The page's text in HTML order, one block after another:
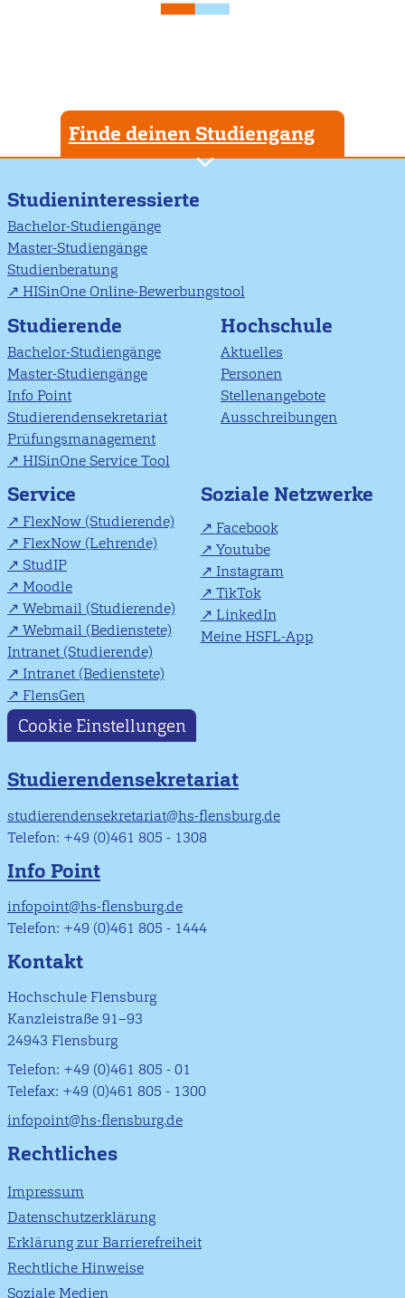
Finde deinen Studiengang
Studieninteressierte
Bachelor-Studiengänge
Master-Studiengänge
Studienberatung
HISinOne Online-Bewerbungstool
Studierende
Bachelor-Studiengänge
Master-Studiengänge
Info Point
Studierendensekretariat
Prüfungsmanagement
HISinOne Service Tool
Hochschule
Aktuelles
Personen
Stellenangebote
Ausschreibungen
Service
FlexNow (Studierende)
FlexNow (Lehrende)
StudIP
Moodle
Webmail (Studierende)
Webmail (Bedienstete)
Intranet (Studierende)
Intranet (Bedienstete)
FlensGen
Soziale Netzwerke
Facebook
Youtube
Instagram
TikTok
LinkedIn
Meine HSFL-App
Cookie Einstellungen
Studierendensekretariat
studierendensekretariat@hs-flensburg.de
Telefon: +49 (0)461 805 - 1308
Info Point
infopoint@hs-flensburg.de
Telefon: +49 (0)461 805 - 1444
Kontakt
Hochschule Flensburg
Kanzleistraße 91–93
24943 Flensburg
Telefon: +49 (0)461 805 - 01
Telefax: +49 (0)461 805 - 1300
infopoint@hs-flensburg.de
Rechtliches
Impressum
Datenschutzerklärung
Erklärung zur Barrierefreiheit
Rechtliche Hinweise
Soziale Medien